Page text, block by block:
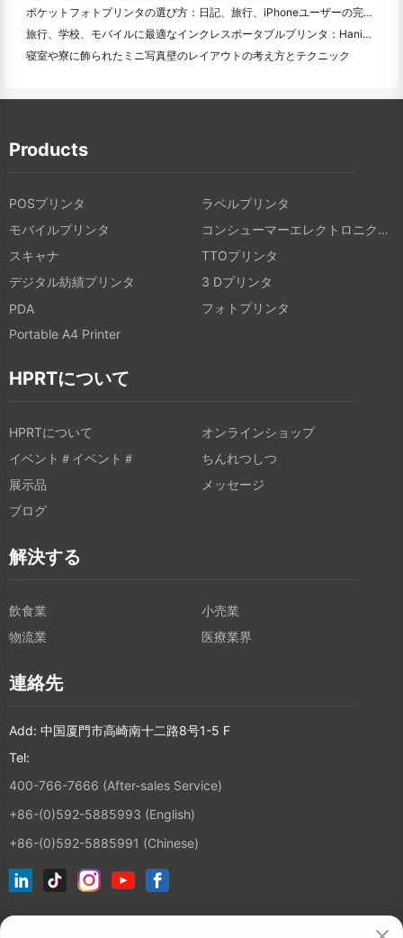
ポケットフォトプリンタの選び方：日記、旅行、iPhoneユーザーの完全ガイド
旅行、学校、モバイルに最適なインクレスポータブルプリンタ：Hanin MT 620 Pro評価
寝室や寮に飾られたミニ写真壁のレイアウトの考え方とテクニック
Products
POSプリンタ
ラベルプリンタ
モバイルプリンタ
コンシューマーエレクトロニクス製品
スキャナ
TTOプリンタ
デジタル紡績プリンタ
3 Dプリンタ
PDA
フォトプリンタ
Portable A4 Printer
HPRTについて
HPRTについて
オンラインショップ
イベント＃イベント＃
ちんれつしつ
展示品
メッセージ
ブログ
解決する
飲食業
小売業
物流業
医療業界
連絡先
Add: 中国厦門市高崎南十二路8号1-5 F
Tel:
400-766-7666 (After-sales Service)
+86-(0)592-5885993 (English)
+86-(0)592-5885991 (Chinese)